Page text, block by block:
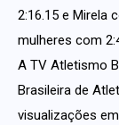
2:16.15 e Mirela
mulheres com
A TV Atletismo
Brasileira de
visualizações